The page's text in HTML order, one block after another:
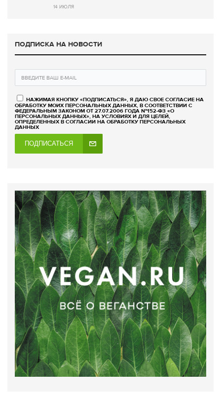
14 ИЮЛЯ
ПОДПИСКА НА НОВОСТИ
НАЖИМАЯ КНОПКУ «ПОДПИСАТЬСЯ», Я ДАЮ СВОЕ СОГЛАСИЕ НА
ОБРАБОТКУ МОИХ ПЕРСОНАЛЬНЫХ ДАННЫХ, В СООТВЕТСТВИИ С
ФЕДЕРАЛЬНЫМ ЗАКОНОМ ОТ 27.07.2006 ГОДА №152-ФЗ «О
ПЕРСОНАЛЬНЫХ ДАННЫХ», НА УСЛОВИЯХ И ДЛЯ ЦЕЛЕЙ,
ОПРЕДЕЛЕННЫХ В СОГЛАСИИ НА ОБРАБОТКУ ПЕРСОНАЛЬНЫХ
ДАННЫХ
ПОДПИСАТЬСЯ